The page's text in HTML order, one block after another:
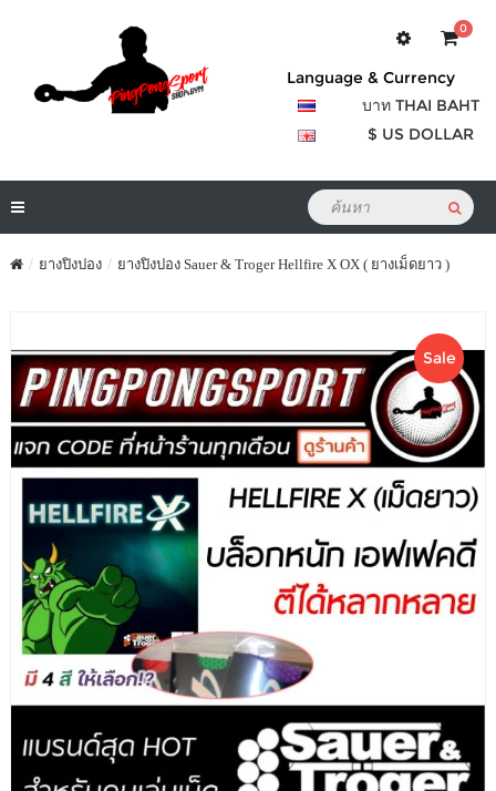
0
Language & Currency
บาท THAI BAHT
$ US DOLLAR
ยางปิงปอง ยางปิงปอง Sauer & Troger Hellfire X OX ( ยางเม็ดยาว )
Sale